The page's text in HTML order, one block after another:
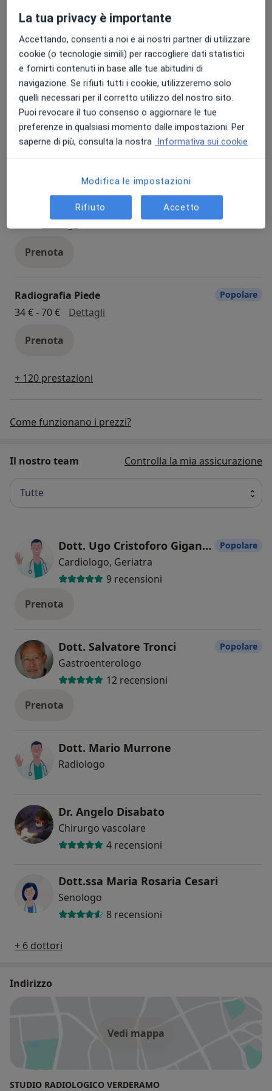
Risonanza Magnetica Encefalo
120 € - 180 €
Dettagli Risonanza Magnetica Encefalo
Prenota
Radiografia Torace
35 € - 70 €
Dettagli Radiografia Torace
Prenota
Popolare
RX RACHIDE LOMBO-SACRALE
DettagliRX RACHIDE LOMBO-SACRALE DINAMICHE
Prenota
Radiografia Piede
34 € - 70 €
Dettagli
Prenota
Popolare
+ 120 prestazioni
Come funzionano i prezzi?
Il nostro team Controlla la mia assicurazione
Tutte
Dott. Ugo Cristoforo Gigante
Cardiologo, Geriatra
9 recensioni
Popolare
Prenota
Dott. Salvatore Tronci
Gastroenterologo
12 recensioni
Popolare
Prenota
Dott. Mario Murrone
Radiologo
Dr. Angelo Disabato
Chirurgo vascolare
4 recensioni
Dott.ssa Maria Rosaria Cesari
Senologo
8 recensioni
+ 6 dottori
Indirizzo
Vedi mappa
STUDIO RADIOLOGICO VERDERAMO
La tua privacy è importante
Accettando, consenti a noi e ai nostri partner di utilizzare
cookie (o tecnologie simili) per raccogliere dati statistici
e fornirti contenuti in base alle tue abitudini di
navigazione. Se rifiuti tutti i cookie, utilizzeremo solo
quelli necessari per il corretto utilizzo del nostro sito.
Puoi revocare il tuo consenso o aggiornare le tue
preferenze in qualsiasi momento dalle impostazioni. Per
saperne di più, consulta la nostra Informativa sui cookie
Modifica le impostazioni
Rifiuto Accetto